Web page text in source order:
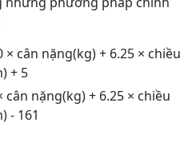
cân nặng(kg) + 6.25 × chiều
+ 5
nặng(kg) + 6.25 × chiều
- 161